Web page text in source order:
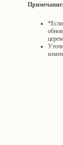
Примечание: